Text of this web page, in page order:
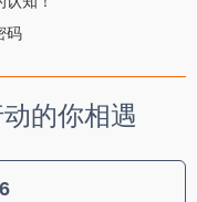
码
的你相遇